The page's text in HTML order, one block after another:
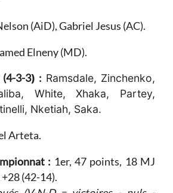
(AiD), Gabriel Jesus (AC).
Elneny (MD).
(4-3-3) : Ramsdale, Zinchenko,
White, Xhaka, Partey,
Nketiah, Saka.
Arteta.
: 1er, 47 points, 18 MJ
(42-14).